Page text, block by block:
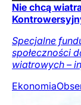
Nie chcą
Specjalne
społeczności
wiatrowych –
Ekonomia